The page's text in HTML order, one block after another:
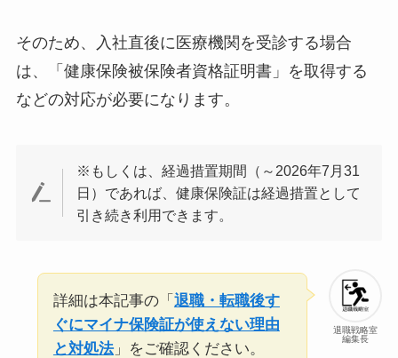
そのため、入社直後に医療機関を受診する場合
は、「健康保険被保険者資格証明書」を取得する
などの対応が必要になります。
※もしくは、経過措置期間（～2026年7月31
日）であれば、健康保険証は経過措置として
引き続き利用できます。
退職戦略室
編集長
詳細は本記事の「 退職・転職後す
ぐにマイナ保険証が使えない理由
と対処法」をご確認ください。